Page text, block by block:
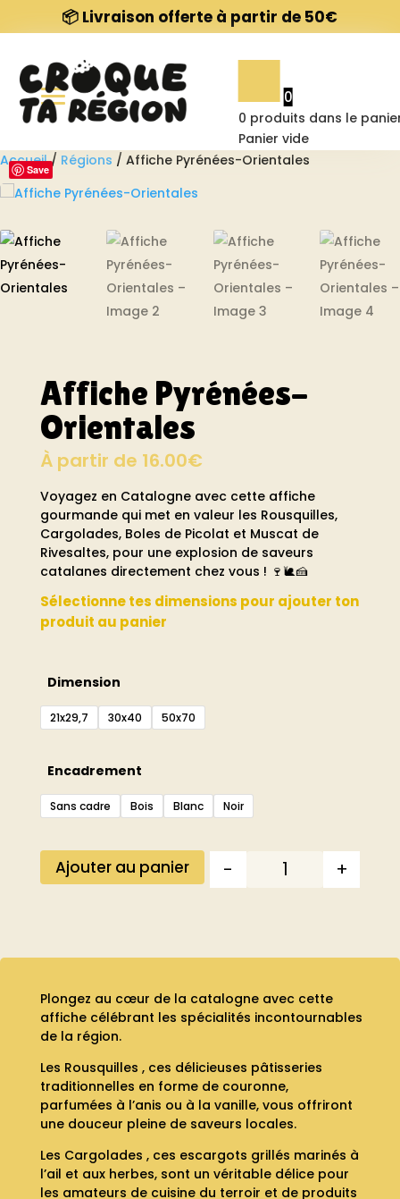
📦 Livraison offerte à partir de 50€
Nos affiches
Contact
À propos
FAQ
0
0 produits dans le
Panier vide
Save
Accueil/ Régions / Affiche Pyrénées-Orientales
Affiche Pyrénées-
Orientales
À partir de 16.00€
Voyagez en Catalogne avec cette affiche
gourmande qui met en valeur les Rousquilles,
Cargolades, Boles de Picolat et Muscat de
Rivesaltes, pour une explosion de saveurs
catalanes directement chez vous ! 🍷🐌🍰
Sélectionne tes dimensions pour ajouter ton
produit au panier
Dimension
21x29,7 30x40 50x70
Encadrement
Sans cadre Bois Blanc Noir
Quantité
- +
Ajouter au panier
Plongez au cœur de la catalogne avec cette
affiche célébrant les spécialités incontournables
de la région.
Les Rousquilles , ces délicieuses pâtisseries
traditionnelles en forme de couronne,
parfumées à l’anis ou à la vanille, vous offriront
une douceur pleine de saveurs locales.
Les Cargolades , ces escargots grillés marinés à
l’ail et aux herbes, sont un véritable délice pour
les amateurs de cuisine du terroir et de produits